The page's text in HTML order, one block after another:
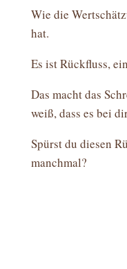
Wie die
hat.
Es ist Rückfluss,
Das macht das
weiß, dass es bei
Spürst du diesen
manchmal?